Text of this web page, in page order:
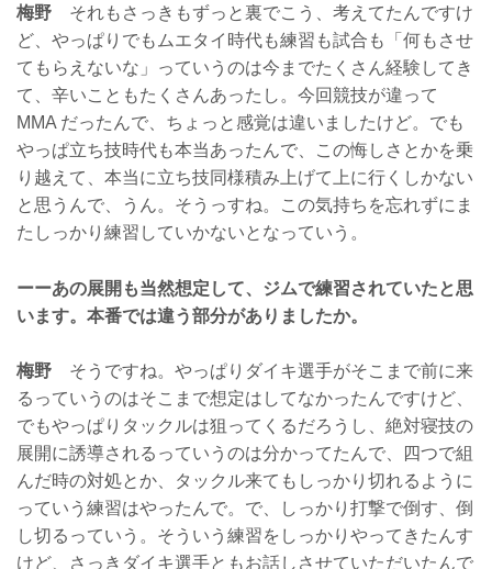
梅野 それもさっきもずっと裏でこう、考えてたんですけ
ど、やっぱりでもムエタイ時代も練習も試合も「何もさせ
てもらえないな」っていうのは今までたくさん経験してき
て、辛いこともたくさんあったし。今回競技が違って
MMA だったんで、ちょっと感覚は違いましたけど。でも
やっぱ立ち技時代も本当あったんで、この悔しさとかを乗
り越えて、本当に立ち技同様積み上げて上に行くしかない
と思うんで、うん。そうっすね。この気持ちを忘れずにま
たしっかり練習していかないとなっていう。
ーーあの展開も当然想定して、ジムで練習されていたと思
います。本番では違う部分がありましたか。
梅野 そうですね。やっぱりダイキ選手がそこまで前に来
るっていうのはそこまで想定はしてなかったんですけど、
でもやっぱりタックルは狙ってくるだろうし、絶対寝技の
展開に誘導されるっていうのは分かってたんで、四つで組
んだ時の対処とか、タックル来てもしっかり切れるように
っていう練習はやったんで。で、しっかり打撃で倒す、倒
し切るっていう。そういう練習をしっかりやってきたんす
けど、さっきダイキ選手ともお話しさせていただいたんで